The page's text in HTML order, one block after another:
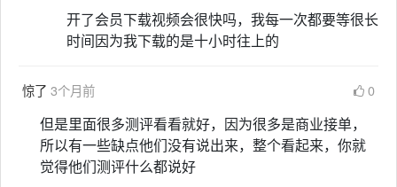
开了会员下载视频会很快吗，我每一次都要等很长
时间因为我下载的是十小时往上的
惊了 3个月前 0
但是里面很多测评看看就好，因为很多是商业接单，
所以有一些缺点他们没有说出来，整个看起来，你就
觉得他们测评什么都说好